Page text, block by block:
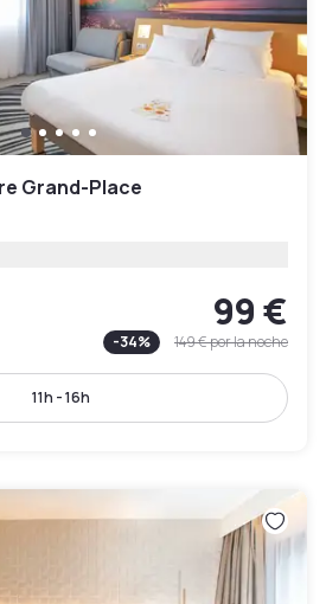
Grand-Place
99 €
-34% 149 €por la noche
11h - 16h